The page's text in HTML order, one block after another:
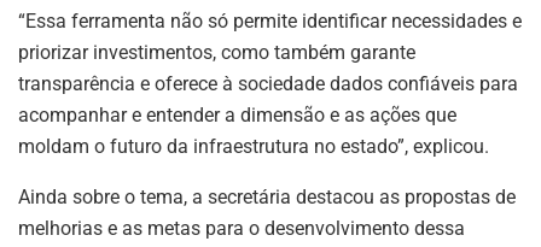
“Essa ferramenta não só permite identificar necessidades e
priorizar investimentos, como também garante
transparência e oferece à sociedade dados confiáveis para
acompanhar e entender a dimensão e as ações que
moldam o futuro da infraestrutura no estado”, explicou.
Ainda sobre o tema, a secretária destacou as propostas de
melhorias e as metas para o desenvolvimento dessa